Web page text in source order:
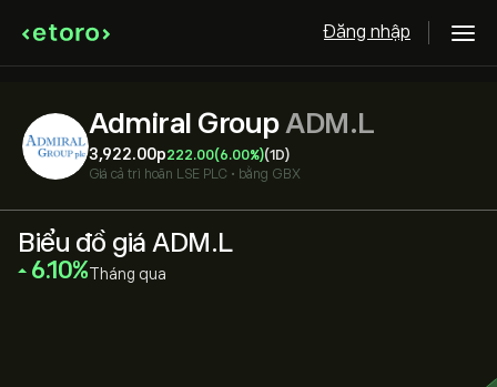
Đăng nhập
Admiral GroupADM.L
3,922.00‎p‎222.00(6.00%)(1D)
Giá cả trì hoãn LSE PLC • bằng GBX
Biểu đồ giá ADM.L
‎6.10‎ Tháng qua